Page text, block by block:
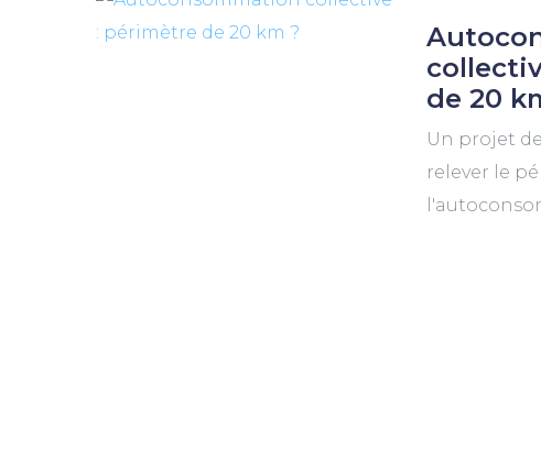
de 20
Un projet
relever le